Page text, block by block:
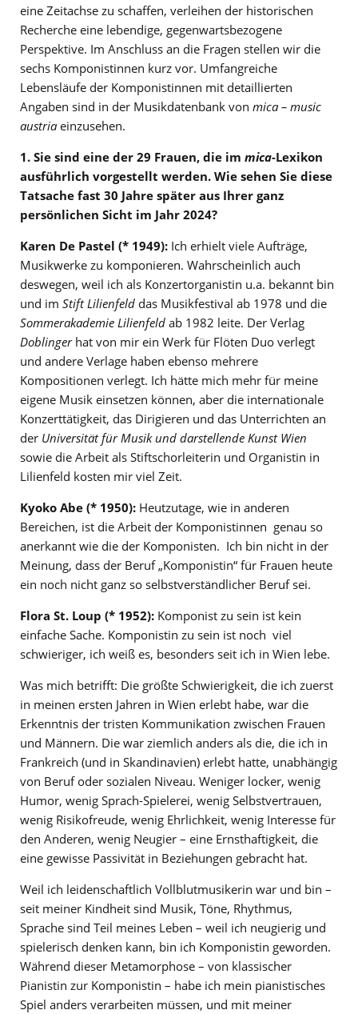
eine Zeitachse zu schaffen, verleihen der historischen
Recherche eine lebendige, gegenwartsbezogene
Perspektive. Im Anschluss an die Fragen stellen wir die
sechs Komponistinnen kurz vor. Umfangreiche
Lebensläufe der Komponistinnen mit detaillierten
Angaben sind in der Musikdatenbank von mica – music
austria einzusehen.
1. Sie sind eine der 29 Frauen, die im mica-Lexikon
ausführlich vorgestellt werden. Wie sehen Sie diese
Tatsache fast 30 Jahre später aus Ihrer ganz
persönlichen Sicht im Jahr 2024?
Karen De Pastel (* 1949): Ich erhielt viele Aufträge,
Musikwerke zu komponieren. Wahrscheinlich auch
deswegen, weil ich als Konzertorganistin u.a. bekannt bin
und im Stift Lilienfeld das Musikfestival ab 1978 und die
Sommerakademie Lilienfeld ab 1982 leite. Der Verlag
Doblingerhat von mir ein Werk für Flöten Duo verlegt
und andere Verlage haben ebenso mehrere
Kompositionen verlegt. Ich hätte mich mehr für meine
eigene Musik einsetzen können, aber die internationale
Konzerttätigkeit, das Dirigieren und das Unterrichten an
der Universität für Musik und darstellende Kunst Wien
sowie die Arbeit als Stiftschorleiterin und Organistin in
Lilienfeld kosten mir viel Zeit.
Kyoko Abe (* 1950): Heutzutage, wie in anderen
Bereichen, ist die Arbeit der Komponistinnen genau so
anerkannt wie die der Komponisten. Ich bin nicht in der
Meinung, dass der Beruf „Komponistin“ für Frauen heute
ein noch nicht ganz so selbstverständlicher Beruf sei.
Flora St. Loup (* 1952): Komponist zu sein ist kein
einfache Sache. Komponistin zu sein ist noch viel
schwieriger, ich weiß es, besonders seit ich in Wien lebe.
Was mich betrifft: Die größte Schwierigkeit, die ich zuerst
in meinen ersten Jahren in Wien erlebt habe, war die
Erkenntnis der tristen Kommunikation zwischen Frauen
und Männern. Die war ziemlich anders als die, die ich in
Frankreich (und in Skandinavien) erlebt hatte, unabhängig
von Beruf oder sozialen Niveau. Weniger locker, wenig
Humor, wenig Sprach-Spielerei, wenig Selbstvertrauen,
wenig Risikofreude, wenig Ehrlichkeit, wenig Interesse für
den Anderen, wenig Neugier – eine Ernsthaftigkeit, die
eine gewisse Passivität in Beziehungen gebracht hat.
Weil ich leidenschaftlich Vollblutmusikerin war und bin –
seit meiner Kindheit sind Musik, Töne, Rhythmus,
Sprache sind Teil meines Leben – weil ich neugierig und
spielerisch denken kann, bin ich Komponistin geworden.
Während dieser Metamorphose – von klassischer
Pianistin zur Komponistin – habe ich mein pianistisches
Spiel anders verarbeiten müssen, und mit meiner